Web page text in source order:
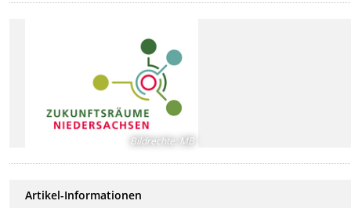
Bildrechte: MB
Artikel-Informationen